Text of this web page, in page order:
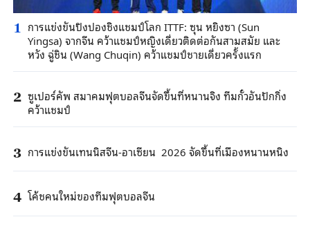
1 การแข่งขันปิงปองชิงแชมป์โลก ITTF: ซุน หยิงซา (Sun
Yingsa) จากจีน คว้าแชมป์หญิงเดี่ยวติดต่อกันสามสมัย และ
หวัง ฉู่ชิน (Wang Chuqin) คว้าแชมป์ชายเดี่ยวครั้งแรก
2 ซูเปอร์คัพ สมาคมฟุตบอลจีนจัดขึ้นที่หนานจิง ทีมกั๋วอันปักกิ่ง
คว้าแชมป์
3 การแข่งขันเทนนิสจีน-อาเซียน 2026 จัดขึ้นที่เมืองหนานหนิง
4 โค้ชคนใหม่ของทีมฟุตบอลจีน